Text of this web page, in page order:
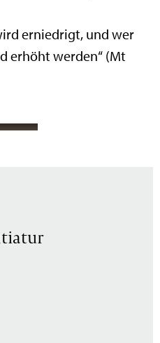
erniedrigt, und wer
erhöht werden“ (Mt